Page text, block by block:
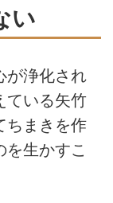
い
が浄化され
ている矢竹
ちまきを作
を生かすこ